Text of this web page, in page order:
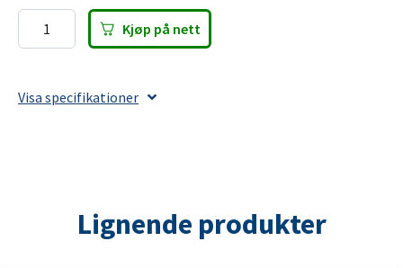
Sveisbar
ring
Kjøp på nett
Visa specifikationer
Lignende produkter